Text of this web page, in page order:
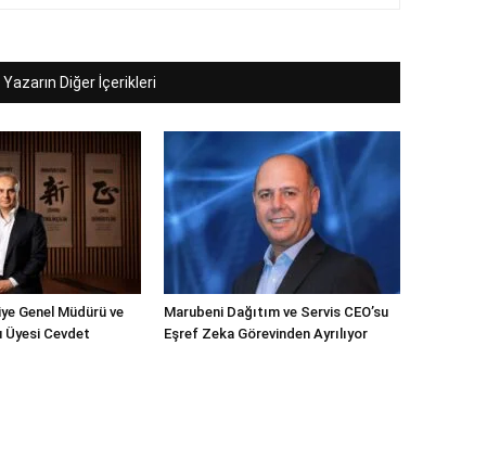
Yazarın Diğer İçerikleri
Genel Müdürü ve
Üyesi Cevdet
Marubeni Dağıtım ve Servis CEO’su
Eşref Zeka Görevinden Ayrılıyor